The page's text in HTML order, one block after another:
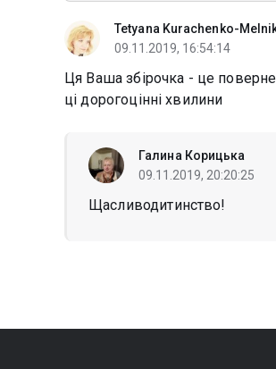
Tetyana Kurachenko-
09.11.2019, 16:54:14
Ця Ваша збірочка - це
ці дорогоцінні хвилини
Галина Корицька
09.11.2019, 20:20:25
Щасливодитинство!